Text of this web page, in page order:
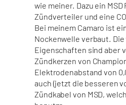
wie meiner. Dazu ein
Zündverteiler und eine
Bei meinem Camaro ist
Nockenwelle verbaut.
Eigenschaften sind aber
Zündkerzen von
Elektrodenabstand von
auch (jetzt die besseren
Zündkabel von MSD,